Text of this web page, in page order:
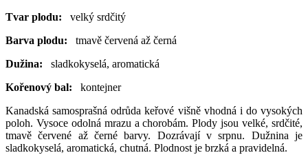
Tvar plodu: velký srdčitý
Barva plodu:
tmavě červená až černá
Dužina: sladkokyselá, aromatická
Kořenový bal: kontejner
Kanadská samosprašná odrůda keřové višně vhodná i do vysokých
poloh. Vysoce odolná mrazu a chorobám. Plody jsou velké, srdčité,
tmavě červené až černé barvy. Dozrávají v srpnu. Dužnina je
sladkokyselá, aromatická, chutná. Plodnost je brzká a pravidelná.